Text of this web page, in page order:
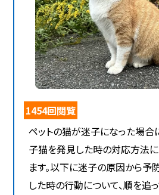
1454回閲覧
ペットの猫が迷子になった場合
子猫を発見した時の対応方法
ます。以下に迷子の原因から予
した時の行動について、順を追